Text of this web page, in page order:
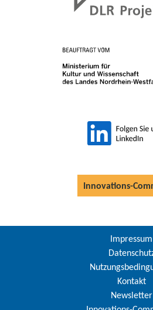
Innovations-
Impressum
Kontakt
Newsletter